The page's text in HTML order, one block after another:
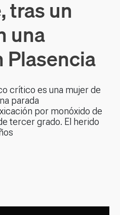
tras un
una
Plasencia
crítico es una mujer de
parada
por monóxido de
tercer grado. El herido